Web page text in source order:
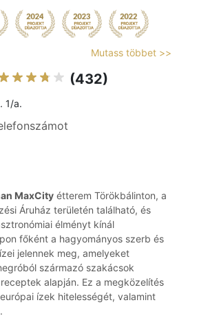
Mutass többet >>
(432)
1/a.
MaxCity étterem Törökbálinton, a
Áruház területén található, és
élményt kínál
főként a hagyományos szerb és
jelennek meg, amelyeket
származó szakácsok
alapján. Ez a megközelítés
ízek hitelességét, valamint